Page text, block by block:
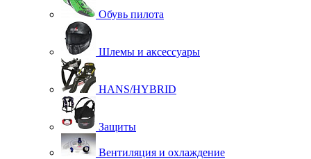
Обувь пилота
Шлемы и аксессуары
HANS/HYBRID
Защиты
Вентиляция и охлаждение